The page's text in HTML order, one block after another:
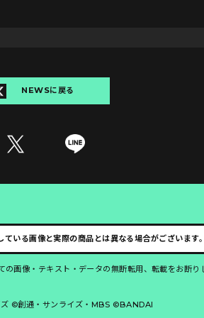
NEWSに戻る
いる画像と実際の商品とは異なる場合がございます。
画像・テキスト・データの無断転用、転載をお断り
©創通・サンライズ・MBS ©BANDAI